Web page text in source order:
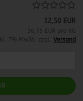
12,50 EUR
36,76 EUR pro KG
7% MwSt. zzgl. Versand